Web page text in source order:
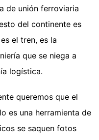
de unión ferroviaria
del continente es
el tren, es la
que se niega a
logística.
queremos que el
es una herramienta de
se saquen fotos